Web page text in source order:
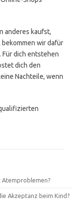
anderes kaufst,
bekommen wir dafür
Für dich entstehen
dich den
Nachteile, wenn
Atemproblemen?
Akzeptanz beim Kind?